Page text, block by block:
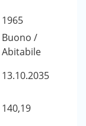
1965
Buono /
Abitabile
13.10.2035
140,19